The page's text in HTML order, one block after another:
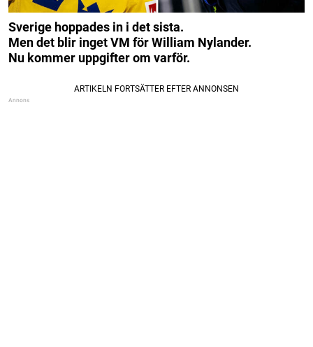
Sverige hoppades in i det sista.
Men det blir inget VM för William Nylander.
Nu kommer uppgifter om varför.